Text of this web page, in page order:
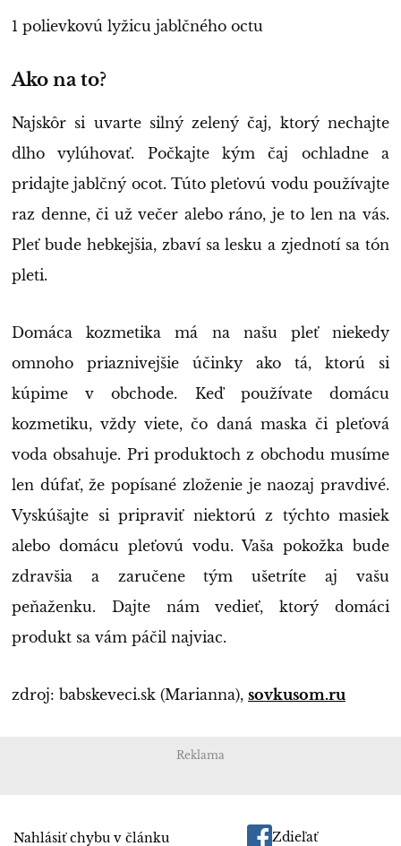
1 polievkovú lyžicu jablčného octu
Ako na to?
Najskôr si uvarte silný zelený čaj, ktorý nechajte
dlho vylúhovať. Počkajte kým čaj ochladne a
pridajte jablčný ocot. Túto pleťovú vodu používajte
raz denne, či už večer alebo ráno, je to len na vás.
Pleť bude hebkejšia, zbaví sa lesku a zjednotí sa tón
pleti.
Domáca kozmetika má na našu pleť niekedy
omnoho priaznivejšie účinky ako tá, ktorú si
kúpime v obchode. Keď používate domácu
kozmetiku, vždy viete, čo daná maska či pleťová
voda obsahuje. Pri produktoch z obchodu musíme
len dúfať, že popísané zloženie je naozaj pravdivé.
Vyskúšajte si pripraviť niektorú z týchto masiek
alebo domácu pleťovú vodu. Vaša pokožka bude
zdravšia a zaručene tým ušetríte aj vašu
peňaženku. Dajte nám vedieť, ktorý domáci
produkt sa vám páčil najviac.
zdroj: babskeveci.sk (Marianna), sovkusom.ru
Reklama
Nahlásiť chybu v článku Zdieľať